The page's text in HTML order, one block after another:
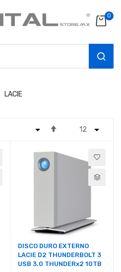
0
LACIE
DISCO DURO EXTERNO
LACIE D2 THUNDERBOLT 3
USB 3.0 THUNDERx2 10TB